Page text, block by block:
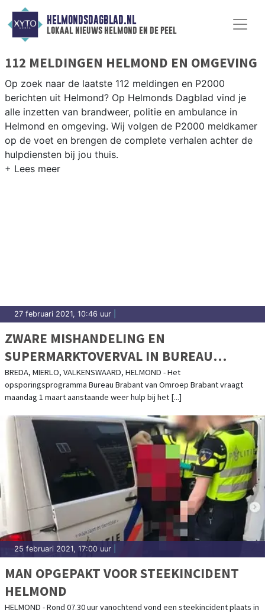
HELMONDSDAGBLAD.NL
lokaal nieuws helmond en de peel
112 MELDINGEN HELMOND EN OMGEVING
Op zoek naar de laatste 112 meldingen en P2000
berichten uit Helmond? Op Helmonds Dagblad vind je
alle inzetten van brandweer, politie en ambulance in
Helmond en omgeving. Wij volgen de P2000 meldkamer
op de voet en brengen de complete verhalen achter de
hulpdiensten bij jou thuis.
27 februari 2021, 10:46 uur
ZWARE MISHANDELING EN
SUPERMARKTOVERVAL IN BUREAU
BRABANT
BREDA, MIERLO, VALKENSWAARD, HELMOND - Het
opsporingsprogramma Bureau Brabant van Omroep Brabant vraagt
maandag 1 maart aanstaande weer hulp bij het [...]
25 februari 2021, 17:00 uur
MAN OPGEPAKT VOOR STEEKINCIDENT
HELMOND
HELMOND - Rond 07.30 uur vanochtend vond een steekincident plaats in